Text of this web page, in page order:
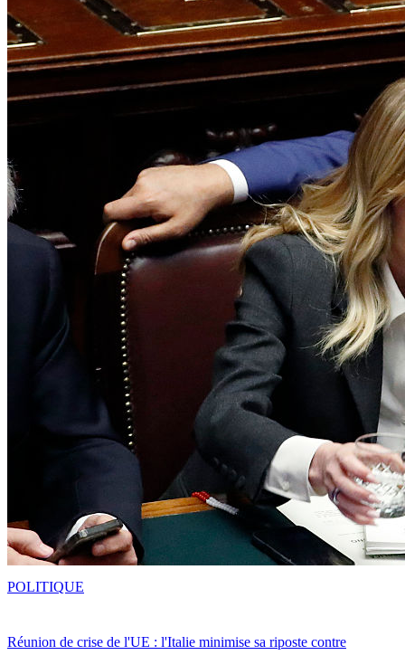
Réunion de crise de l'UE : l'Italie minimise sa riposte contre
POLITIQUE